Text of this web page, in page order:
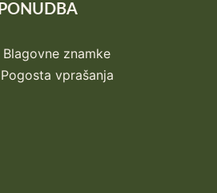
PONUDBA
Blagovne znamke
Pogosta vprašanja